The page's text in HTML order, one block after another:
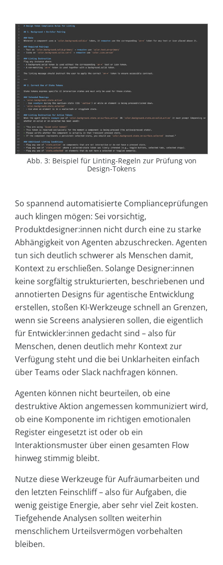
Abb. 3: Beispiel für Linting-Regeln zur Prüfung von
Design-Tokens
So spannend automatisierte Complianceprüfungen
auch klingen mögen: Sei vorsichtig,
Produktdesigner:innen nicht durch eine zu starke
Abhängigkeit von Agenten abzuschrecken. Agenten
tun sich deutlich schwerer als Menschen damit,
Kontext zu erschließen. Solange Designer:innen
keine sorgfältig strukturierten, beschriebenen und
annotierten Designs für agentische Entwicklung
erstellen, stoßen KI-Werkzeuge schnell an Grenzen,
wenn sie Screens analysieren sollen, die eigentlich
für Entwickler:innen gedacht sind – also für
Menschen, denen deutlich mehr Kontext zur
Verfügung steht und die bei Unklarheiten einfach
über Teams oder Slack nachfragen können.
Agenten können nicht beurteilen, ob eine
destruktive Aktion angemessen kommuniziert wird,
ob eine Komponente im richtigen emotionalen
Register eingesetzt ist oder ob ein
Interaktionsmuster über einen gesamten Flow
hinweg stimmig bleibt.
Nutze diese Werkzeuge für Aufräumarbeiten und
den letzten Feinschliff – also für Aufgaben, die
wenig geistige Energie, aber sehr viel Zeit kosten.
Tiefgehende Analysen sollten weiterhin
menschlichem Urteilsvermögen vorbehalten
bleiben.